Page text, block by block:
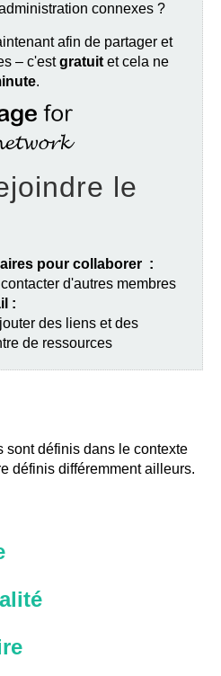
connexes ?
afin de partager et
– c'estgratuit et cela ne
.
le
pour collaborer :
d'autres membres
:
des liens et des
de ressources
sont définis dans le contexte
définis différemment ailleurs.